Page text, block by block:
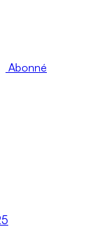
Abonné